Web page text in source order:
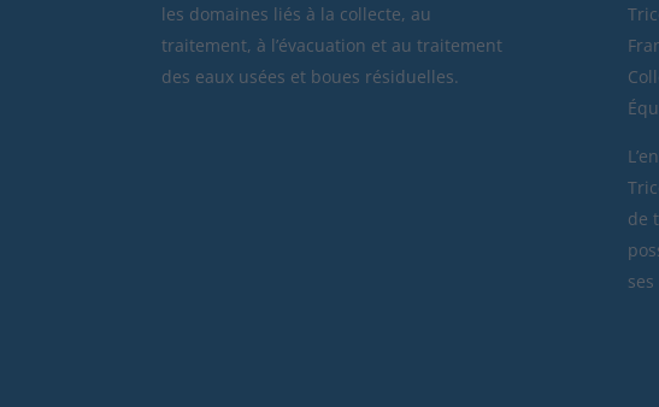
les domaines liés à la collecte, au
traitement, à l’évacuation et au traitement
des eaux usées et boues résiduelles.
de